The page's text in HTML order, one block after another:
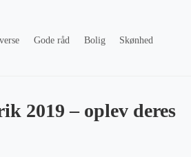
Gode råd Bolig
Skønhed
2019 – oplev deres